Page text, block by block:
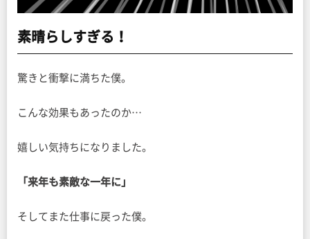
素晴らしすぎる！
驚きと衝撃に満ちた僕。
こんな効果もあったのか…
嬉しい気持ちになりました。
「来年も素敵な一年に」
そしてまた仕事に戻った僕。